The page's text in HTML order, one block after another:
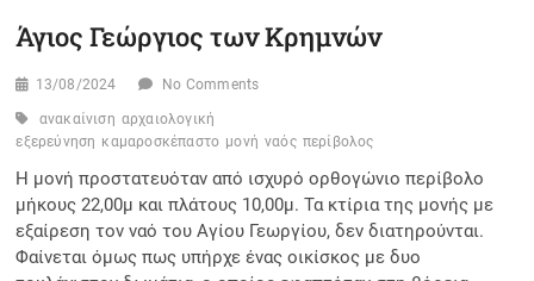
Άγιος Γεώργιος των Κρημνών
13/08/2024 No Comments
ανακαίνιση αρχαιολογική
εξερεύνηση καμαροσκέπαστο μονή ναός περίβολος
Η μονή προστατευόταν από ισχυρό ορθογώνιο περίβολο
μήκους 22,00μ και πλάτους 10,00μ. Τα κτίρια της μονής με
εξαίρεση τον ναό του Αγίου Γεωργίου, δεν διατηρούνται.
Φαίνεται όμως πως υπήρχε ένας οικίσκος με δυο